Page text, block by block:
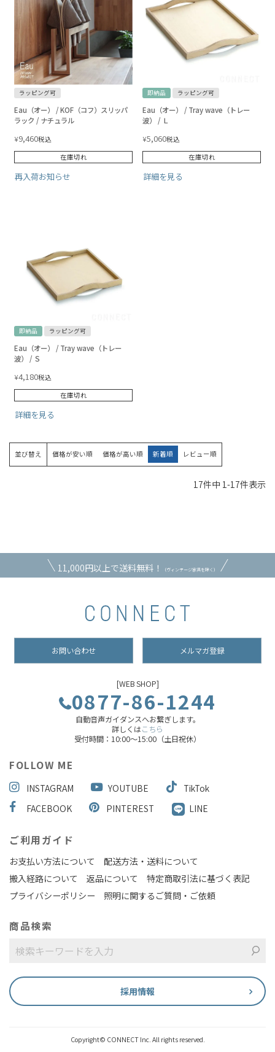
ラッピング可
Eau（オー） / KOF（コフ）スリッパ
ラック / ナチュラル
¥9,460税込
在庫切れ
再入荷お知らせ
即納品 ラッピング可
Eau（オー） / Tray wave（トレー
波） / Ｌ
¥5,060税込
在庫切れ
詳細を見る
即納品 ラッピング可
Eau（オー） / Tray wave（トレー
波） / Ｓ
¥4,180税込
在庫切れ
詳細を見る
並び替え 価格が安い順 価格が高い順 新着順 レビュー順
17件中 1 -17件表示
11,000円以上で送料無料！ （ヴィンテージ家具を除く）
お問い合わせ メルマガ登録
[WEB SHOP]
0877-86-1244
自動音声ガイダンスへお繋ぎします。
詳しくはこちら
受付時間：10:00～15:00（土日祝休）
FOLLOW ME
INSTAGRAM YOUTUBE
TikTok
FACEBOOK
PINTEREST LINE
ご利用ガイド
お支払い方法について
配送方法・送料について
搬入経路について
返品について
特定商取引法に基づく表記
プライバシーポリシー
照明に関するご質問・ご依頼
商品検索
採用情報
Copyright© CONNECT Inc. All rights reserved.